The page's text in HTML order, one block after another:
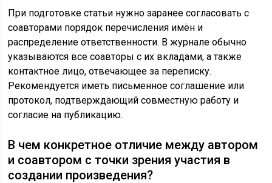
При подготовке статьи нужно заранее согласовать с
соавторами порядок перечисления имён и
распределение ответственности. В журнале обычно
указываются все соавторы с их вкладами, а также
контактное лицо, отвечающее за переписку.
Рекомендуется иметь письменное соглашение или
протокол, подтверждающий совместную работу и
согласие на публикацию.
В чем конкретное отличие между автором
и соавтором с точки зрения участия в
создании произведения?